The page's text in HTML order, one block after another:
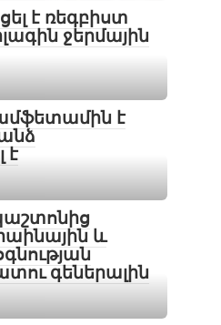
է ռեգբիստ
ջերմային
է
է
և
գեներալին